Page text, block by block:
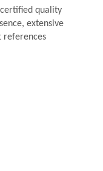
quality
extensive
references